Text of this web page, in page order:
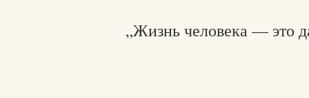
„Жизнь человека — это